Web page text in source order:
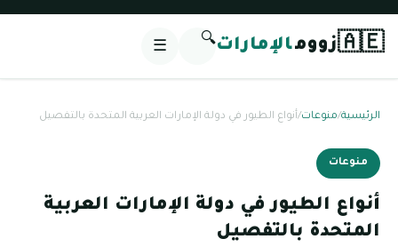
🇦🇪زوومالإمارات🔍
☰
الرئيسية/منوعات/أنواع الطيور في دولة الإمارات العربية المتحدة بالتفصيل
منوعات
أنواع الطيور في دولة الإمارات العربية
المتحدة بالتفصيل